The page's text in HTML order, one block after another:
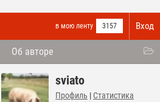
Вход
в мою ленту 3157
Об авторе
sviato
Профиль | Статистика